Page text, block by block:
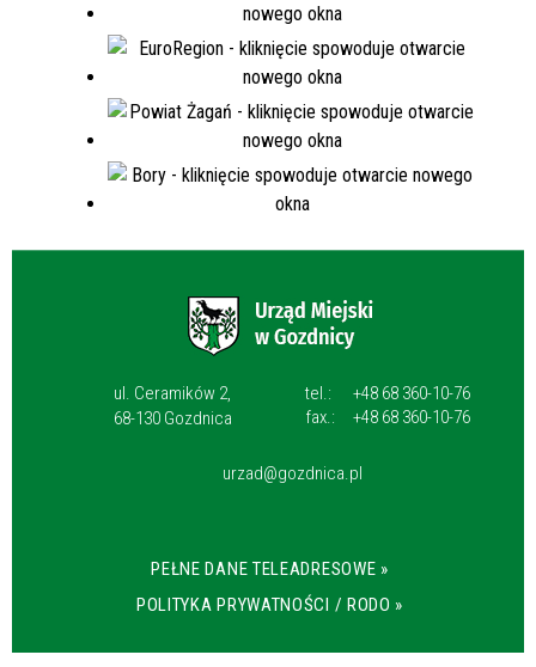
ul. Ceramików 2,
68-130 Gozdnica
tel.:
+48 68 360-10-76
fax.:
+48 68 360-10-76
urzad@gozdnica.pl
PEŁNE DANE TELEADRESOWE »
POLITYKA PRYWATNOŚCI / RODO »